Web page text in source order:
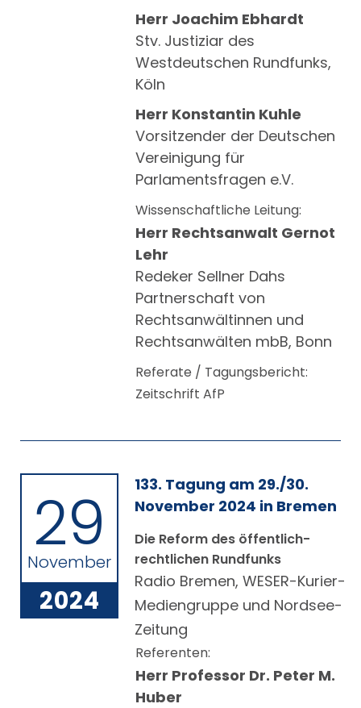
Herr Joachim Ebhardt
Stv. Justiziar des
Westdeutschen Rundfunks,
Köln
Herr Konstantin Kuhle
Vorsitzender der Deutschen
Vereinigung für
Parlamentsfragen e.V.
Wissenschaftliche Leitung:
Herr Rechtsanwalt Gernot
Lehr
Redeker Sellner Dahs
Partnerschaft von
Rechtsanwältinnen und
Rechtsanwälten mbB, Bonn
Referate / Tagungsbericht:
Zeitschrift AfP
29
November
2024
133. Tagung am 29./30.
November 2024 in Bremen
Die Reform des öffentlich-
rechtlichen Rundfunks
Radio Bremen, WESER-Kurier-
Mediengruppe und Nordsee-
Zeitung
Referenten:
Herr Professor Dr. Peter M.
Huber